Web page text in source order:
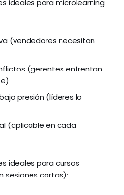
ideales para microlearning
(vendedores necesitan
(gerentes enfrentan
presión (líderes lo
(aplicable en cada
ideales para cursos
sesiones cortas):